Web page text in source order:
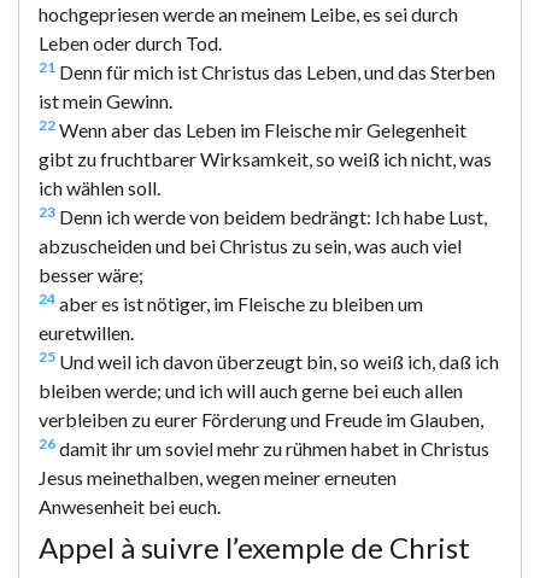
hochgepriesen werde an meinem Leibe, es sei durch
Leben oder durch Tod.
21 Denn für mich ist Christus das Leben, und das Sterben
ist mein Gewinn.
22 Wenn aber das Leben im Fleische mir Gelegenheit
gibt zu fruchtbarer Wirksamkeit, so weiß ich nicht, was
ich wählen soll.
23 Denn ich werde von beidem bedrängt: Ich habe Lust,
abzuscheiden und bei Christus zu sein, was auch viel
besser wäre;
24 aber es ist nötiger, im Fleische zu bleiben um
euretwillen.
25 Und weil ich davon überzeugt bin, so weiß ich, daß ich
bleiben werde; und ich will auch gerne bei euch allen
verbleiben zu eurer Förderung und Freude im Glauben,
26 damit ihr um soviel mehr zu rühmen habet in Christus
Jesus meinethalben, wegen meiner erneuten
Anwesenheit bei euch.
Appel à suivre l’exemple de Christ